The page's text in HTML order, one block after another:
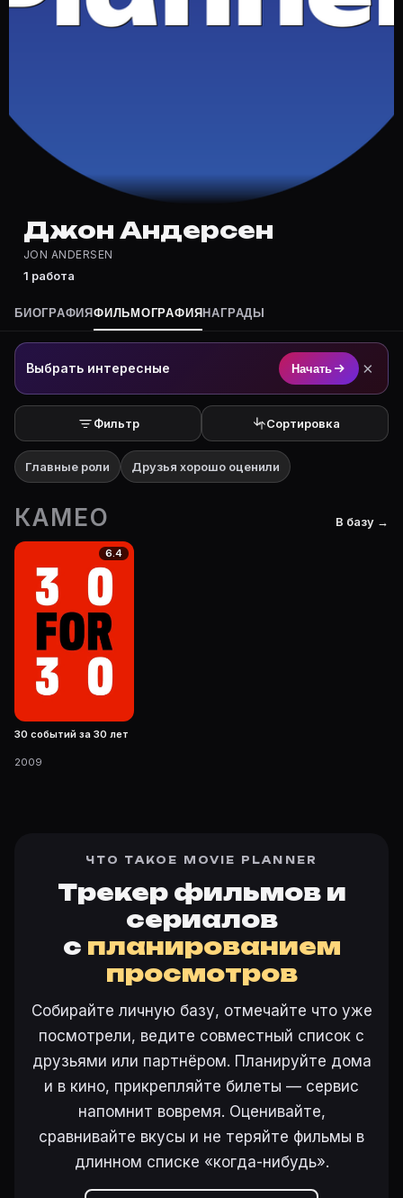
Где снимался Джон Андерсен?
Джон Андерсен — актёр. Биография и роли на
Где открыть фильмографию Джон Андерсен?
На Movie Planner: https://movie-planner.ru/s/
Джон Андерсен
JON ANDERSEN
1 работа
БИОГРАФИЯФИЛЬМОГРАФИЯ НАГРАДЫ
Выбрать интересные Начать ×
Фильтр Сортировка
Главные роли Друзья хорошо оценили
КАМЕО В базу →
6.4
30 событий за 30 лет
2009
ЧТО ТАКОЕ MOVIE PLANNER
Трекер фильмов и
сериалов
с планированием
просмотров
Собирайте личную базу, отмечайте что уже
посмотрели, ведите совместный список с
друзьями или партнёром. Планируйте дома
и в кино, прикрепляйте билеты — сервис
напомнит вовремя. Оценивайте,
сравнивайте вкусы и не теряйте фильмы в
длинном списке «когда-нибудь».